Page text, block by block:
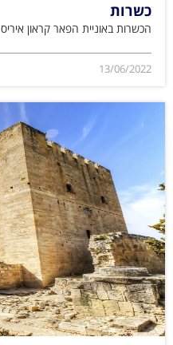
כשרות
הכשרות באוניית הפאר קראון איריס
13/06/2022